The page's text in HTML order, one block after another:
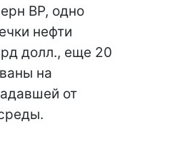
BP, одно
нефти
долл., еще 20
на
от